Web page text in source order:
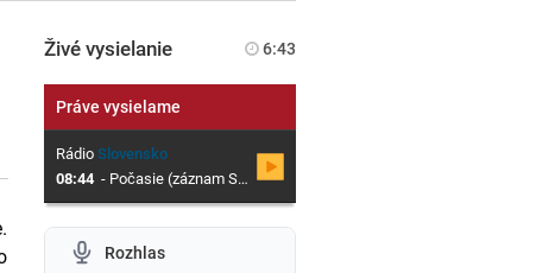
Živé vysielanie 6:43
Práve vysielame
RádioSlovensko
08:44 - Počasie (záznam SHMÚ)
Rozhlas